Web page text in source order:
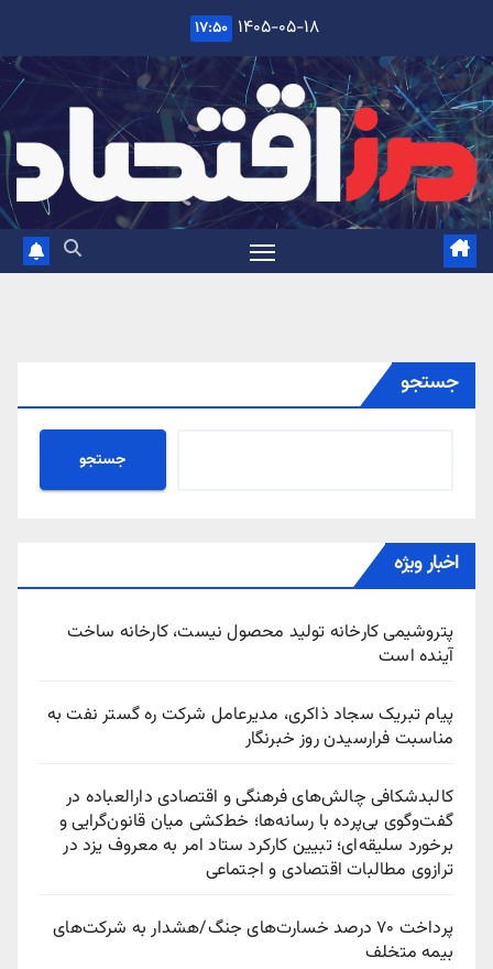
content
۱۴۰۵-۰۵-۱۸ ۱۷:۵۰
جستجو
جستجو
اخبار ویژه
پتروشیمی کارخانه تولید محصول نیست، کارخانه ساخت
آینده است
پیام تبریک سجاد ذاکری، مدیرعامل شرکت ره‌ گستر نفت به
مناسبت فرارسیدن روز خبرنگار
کالبدشکافی چالش‌های فرهنگی و اقتصادی دارالعباده در
گفت‌وگوی بی‌پرده با رسانه‌ها؛ خط‌کشی میان قانون‌گرایی و
برخورد سلیقه‌ای؛ تبیین کارکرد ستاد امر به معروف یزد در
ترازوی مطالبات اقتصادی و اجتماعی
پرداخت ۷۰ درصد خسارت‌های جنگ/هشدار به شرکت‌های
بیمه متخلف